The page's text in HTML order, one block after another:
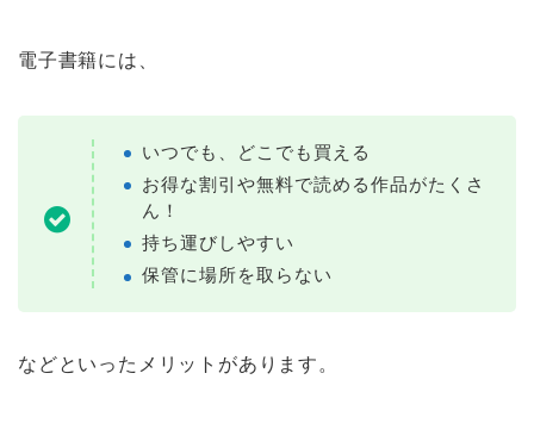
電子書籍には、
いつでも、どこでも買える
お得な割引や無料で読める作品がたくさ
ん！
持ち運びしやすい
保管に場所を取らない
などといったメリットがあります。